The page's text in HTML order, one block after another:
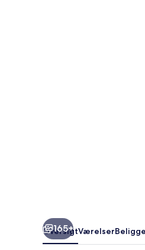
165+
OversigtVærelser